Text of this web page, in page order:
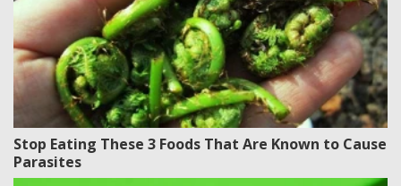
Stop Eating These 3 Foods That Are Known to Cause
Parasites